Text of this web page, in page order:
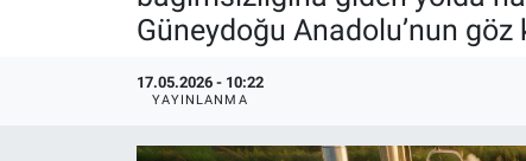
Güneydoğu Anadolu’nun
17.05.2026 - 10:22
YAYINLANMA
EKONOMİ
Bilim, teknoloji